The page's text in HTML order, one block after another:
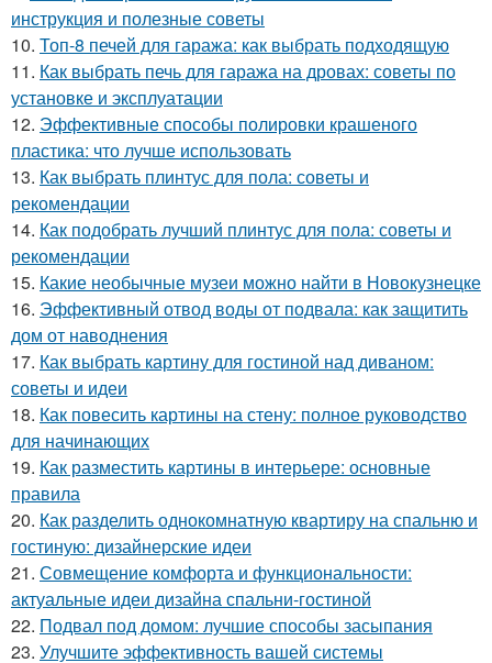
инструкция и полезные советы
10. Топ-8 печей для гаража: как выбрать подходящую
11. Как выбрать печь для гаража на дровах: советы по
установке и эксплуатации
12. Эффективные способы полировки крашеного
пластика: что лучше использовать
13. Как выбрать плинтус для пола: советы и
рекомендации
14. Как подобрать лучший плинтус для пола: советы и
рекомендации
15. Какие необычные музеи можно найти в Новокузнецке
16. Эффективный отвод воды от подвала: как защитить
дом от наводнения
17. Как выбрать картину для гостиной над диваном:
советы и идеи
18. Как повесить картины на стену: полное руководство
для начинающих
19. Как разместить картины в интерьере: основные
правила
20. Как разделить однокомнатную квартиру на спальню и
гостиную: дизайнерские идеи
21. Совмещение комфорта и функциональности:
актуальные идеи дизайна спальни-гостиной
22. Подвал под домом: лучшие способы засыпания
23. Улучшите эффективность вашей системы